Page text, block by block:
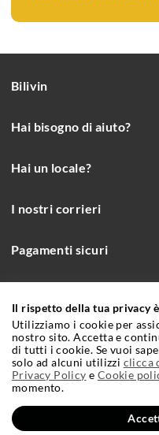
Bilivin
Hai bisogno di aiuto?
Hai un locale?
I nostri corrieri
Pagamenti sicuri
Incrementa
Condizioni Generali e
Privacy
Il rispetto della tua privacy
Utilizziamo i cookie per
nostro sito. Accetta e
di tutti i cookie. Se vuoi
solo ad alcuni utilizzi clicca
Privacy Policy e Cookie
momento.